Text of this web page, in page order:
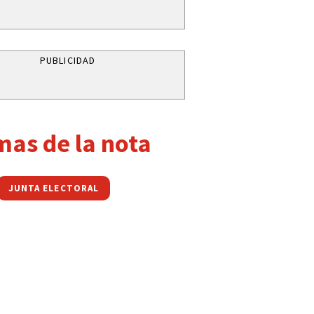
PUBLICIDAD
de la nota
JUNTA ELECTORAL